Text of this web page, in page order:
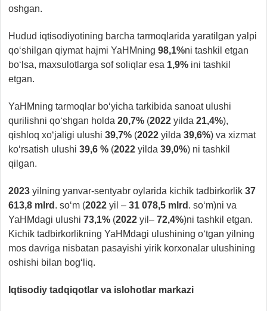
oshgan.
Hudud iqtisodiyotining barcha tarmoqlarida yaratilgan yalpi
qo‘shilgan qiymat hajmi YaHMning 98,1%ni tashkil etgan
bo‘lsa, maxsulotlarga sof soliqlar esa 1,9% ini tashkil
etgan.
YaHMning tarmoqlar bo‘yicha tarkibida sanoat ulushi
qurilishni qo‘shgan holda 20,7% (2022 yilda 21,4%),
qishloq xo‘jaligi ulushi 39,7% (2022 yilda 39,6%) va xizmat
ko‘rsatish ulushi 39,6 % (2022 yilda 39,0%) ni tashkil
qilgan.
2023 yilning yanvar-sentyabr oylarida kichik tadbirkorlik 37
613,8 mlrd . so‘m (2022 yil – 31 078,5 mlrd . so‘m)ni va
YaHMdagi ulushi 73,1% (2022 yil– 72,4%)ni tashkil etgan.
Kichik tadbirkorlikning YaHMdagi ulushining o‘tgan yilning
mos davriga nisbatan pasayishi yirik korxonalar ulushining
oshishi bilan bog‘liq.
Iqtisodiy tadqiqotlar va islohotlar markazi